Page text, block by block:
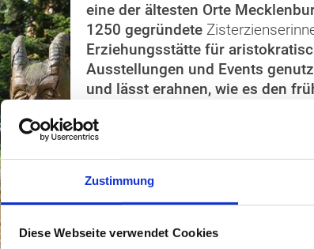
Zustimmung
Diese Webseite verwendet Cookies
eine der ältesten Orte
1250 gegründete
Erziehungsstätte für
Ausstellungen und Events
und lässt erahnen, wie es den
Wenn Sie noch mehr Kultur und
örtlichen
Heimatmuseum
Umgebung! Gehen Sie z.B. im
stillen
Schaalsee. Es werden
das Biosphärenreservat